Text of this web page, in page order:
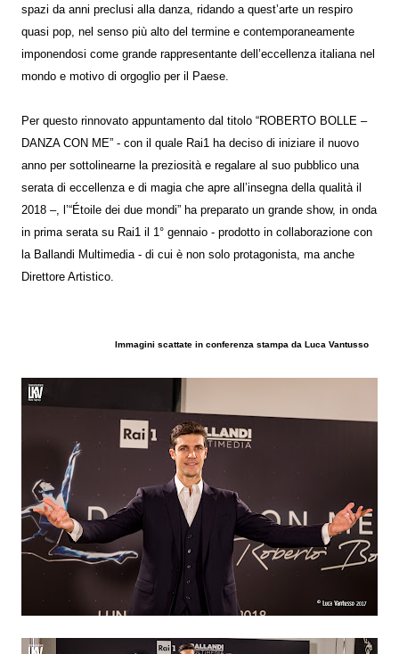
spazi da anni preclusi alla danza, ridando a quest’arte un respiro
quasi pop, nel senso più alto del termine e contemporaneamente
imponendosi come grande rappresentante dell’eccellenza italiana nel
mondo e motivo di orgoglio per il Paese.
Per questo rinnovato appuntamento dal titolo “ROBERTO BOLLE –
DANZA CON ME” - con il quale Rai1 ha deciso di iniziare il nuovo
anno per sottolinearne la preziosità e regalare al suo pubblico una
serata di eccellenza e di magia che apre all’insegna della qualità il
2018 –, l’“Étoile dei due mondi” ha preparato un grande show, in onda
in prima serata su Rai1 il 1° gennaio - prodotto in collaborazione con
la Ballandi Multimedia - di cui è non solo protagonista, ma anche
Direttore Artistico.
Immagini scattate in conferenza stampa da Luca Vantusso